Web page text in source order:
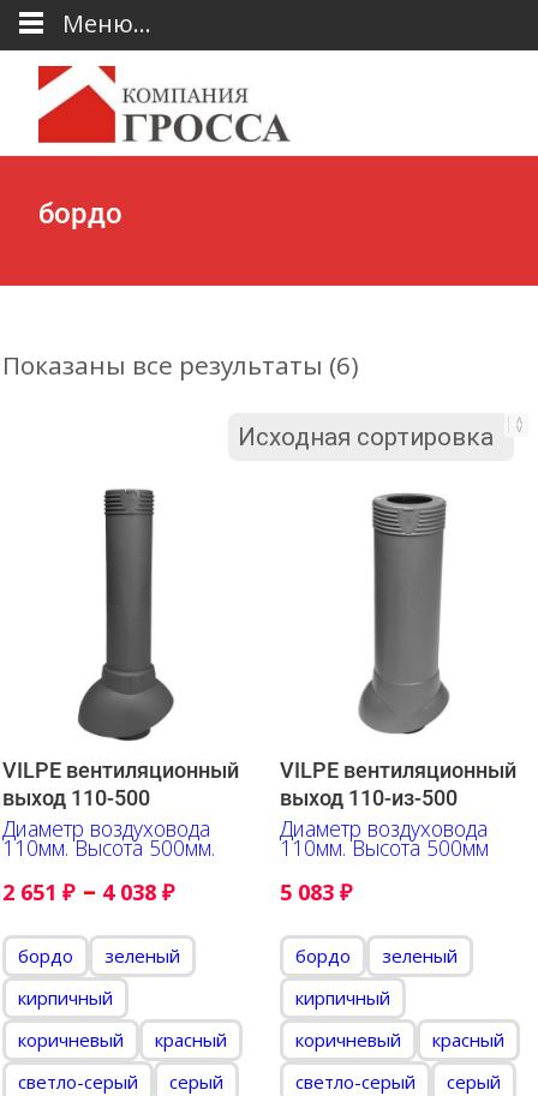
бордо
Показаны все результаты (6)
VILPE вентиляционный
выход 110-500
Диаметр воздуховода
110мм. Высота 500мм.
2 651 ₽ – 4 038 ₽
бордо
зеленый
кирпичный
коричневый
красный
светло-серый
серый
VILPE вентиляционный
выход 110-из-500
Диаметр воздуховода
110мм. Высота 500мм
5 083 ₽
бордо
зеленый
кирпичный
коричневый
красный
светло-серый
серый
Меню...